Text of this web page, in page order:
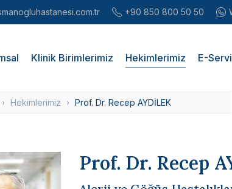
+90 850 800 50 50
Klinik Birimlerimiz Hekimlerimiz E-
Hekimlerimiz Prof. Dr. Recep AYDİLEK
Prof. Dr. Recep